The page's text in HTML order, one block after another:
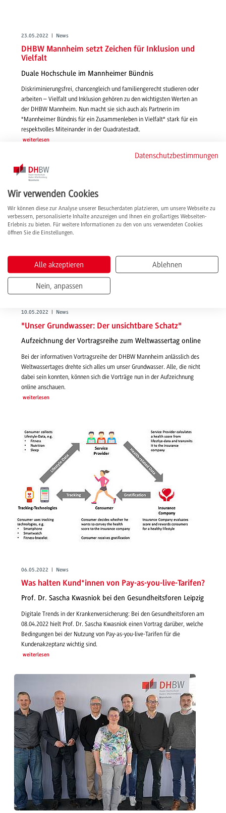
23.05.2022 | News
DHBW Mannheim setzt Zeichen für Inklusion und
Vielfalt
Duale Hochschule im Mannheimer Bündnis
Diskriminierungsfrei, chancengleich und familiengerecht studieren oder
arbeiten – Vielfalt und Inklusion gehören zu den wichtigsten Werten an
der DHBW Mannheim. Nun macht sie sich auch als Partnerin im
"Mannheimer Bündnis für ein Zusammenleben in Vielfalt" stark für ein
respektvolles Miteinander in der Quadratestadt.
weiterlesen
10.05.2022 | News
"Unser Grundwasser: Der unsichtbare Schatz"
Aufzeichnung der Vortragsreihe zum Weltwassertag online
Bei der informativen Vortragsreihe der DHBW Mannheim anlässlich des
Weltwassertages drehte sich alles um unser Grundwasser. Alle, die nicht
dabei sein konnten, können sich die Vorträge nun in der Aufzeichnung
online anschauen.
weiterlesen
06.05.2022 | News
Was halten Kund*innen von Pay-as-you-live-Tarifen?
Prof. Dr. Sascha Kwasniok bei den Gesundheitsforen Leipzig
Digitale Trends in der Krankenversicherung: Bei den Gesundheitsforen am
08.04.2022 hielt Prof. Dr. Sascha Kwasniok einen Vortrag darüber, welche
Bedingungen bei der Nutzung von Pay-as-you-live-Tarifen für die
Kundenakzeptanz wichtig sind.
weiterlesen
Datenschutzbestimmungen
Wir verwenden Cookies
Wir können diese zur Analyse unserer Besucherdaten platzieren, um unsere Webseite zu
verbessern, personalisierte Inhalte anzuzeigen und Ihnen ein großartiges Webseiten-
Erlebnis zu bieten. Für weitere Informationen zu den von uns verwendeten Cookies
öffnen Sie die Einstellungen.
Alle akzeptieren Ablehnen
Nein, anpassen